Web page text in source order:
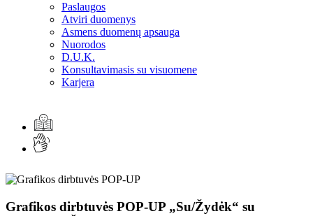
Paslaugos
Atviri duomenys
Asmens duomenų apsauga
Nuorodos
D.U.K.
Konsultavimasis su visuomene
Karjera
Grafikos dirbtuvės POP-UP „Su/Žydėk“ su